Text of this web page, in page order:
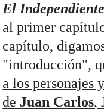
El Independiente
al primer
capítulo,
"introducción",
a los personajes
de Juan Carlos,